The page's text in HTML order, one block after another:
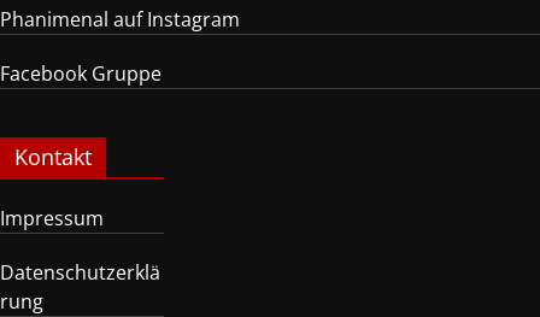
Phanimenal auf Instagram
Facebook Gruppe
Kontakt
Impressum
Datenschutzerklä
rung